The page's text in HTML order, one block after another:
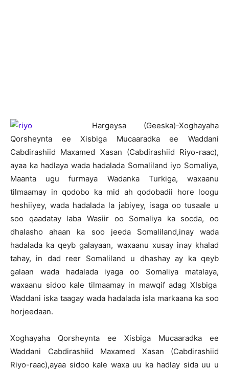
Hargeysa (Geeska)-Xoghayaha
Qorsheynta ee Xisbiga Mucaaradka ee Waddani
Cabdirashiid Maxamed Xasan (Cabdirashiid Riyo-raac),
ayaa ka hadlaya wada hadalada Somaliland iyo Somaliya,
Maanta ugu furmaya Wadanka Turkiga, waxaanu
tilmaamay in qodobo ka mid ah qodobadii hore loogu
heshiiyey, wada hadalada la jabiyey, isaga oo tusaale u
soo qaadatay laba Wasiir oo Somaliya ka socda, oo
dhalasho ahaan ka soo jeeda Somaliland,inay wada
hadalada ka qeyb galayaan, waxaanu xusay inay khalad
tahay, in dad reer Somaliland u dhashay ay ka qeyb
galaan wada hadalada iyaga oo Somaliya matalaya,
waxaanu sidoo kale tilmaamay in mawqif adag XIsbiga
Waddani iska taagay wada hadalada isla markaana ka soo
horjeedaan.
Xoghayaha Qorsheynta ee Xisbiga Mucaaradka ee
Waddani Cabdirashiid Maxamed Xasan (Cabdirashiid
Riyo-raac),ayaa sidoo kale waxa uu ka hadlay sida uu u